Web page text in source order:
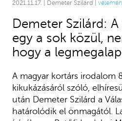
2021.11.17. | Demeter Szilárd |
Demeter Szilárd:
egy a sok közül,
hogy a
A magyar kortárs irodalom
kikukázásáról szóló,
után Demeter Szilárd a
határolódik el önmagától.